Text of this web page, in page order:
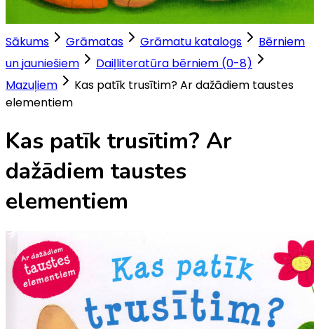
Sākums Grāmatas Grāmatu katalogs
Bērniem
un jauniešiem
Daiļliteratūra bērniem (0-8)
Mazuļiem
Kas patīk trusītim? Ar dažādiem taustes
elementiem
Kas patīk trusītim? Ar
dažādiem taustes
elementiem